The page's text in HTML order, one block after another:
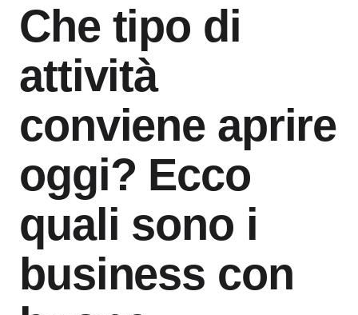
Che tipo di
attività
conviene aprire
oggi? Ecco
quali sono i
business con